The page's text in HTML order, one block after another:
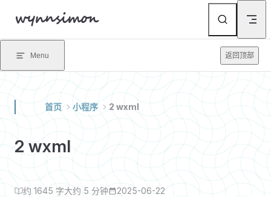
Skip to content
wynnsimon
Menu 返回顶部
首页 小程序 2 wxml
2 wxml
约 1645 字大约 5 分钟 2025-06-22